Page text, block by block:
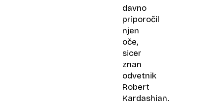
davno
priporočil
njen
oče,
sicer
znan
odvetnik
Robert
Kardashian.